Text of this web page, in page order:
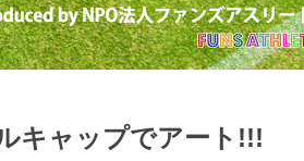
キャップでアート!!!